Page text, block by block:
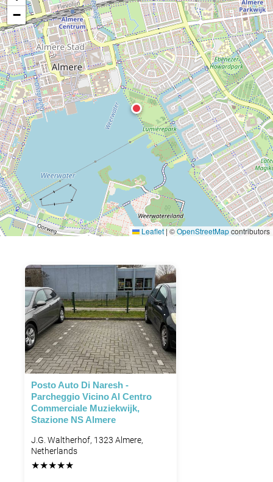
−
Leaflet | ©OpenStreetMapcontributors
Posto Auto Di Naresh -
Parcheggio Vicino Al Centro
Commerciale Muziekwijk,
Stazione NS Almere
J.G. Waltherhof, 1323 Almere,
Netherlands
★★★★★